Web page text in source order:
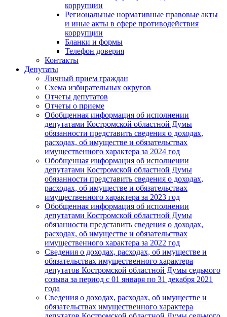
коррупции
Региональные нормативные правовые акты
и иные акты в сфере противодействия
коррупции
Бланки и формы
Телефон доверия
Контакты
Депутаты
Личный прием граждан
Схема избирательных округов
Отчеты депутатов
Отчеты о приеме
Обобщенная информация об исполнении
депутатами Костромской областной Думы
обязанности представить сведения о доходах,
расходах, об имуществе и обязательствах
имущественного характера за 2024 год
Обобщенная информация об исполнении
депутатами Костромской областной Думы
обязанности представить сведения о доходах,
расходах, об имуществе и обязательствах
имущественного характера за 2023 год
Обобщенная информация об исполнении
депутатами Костромской областной Думы
обязанности представить сведения о доходах,
расходах, об имуществе и обязательствах
имущественного характера за 2022 год
Сведения о доходах, расходах, об имуществе и
обязательствах имущественного характера
депутатов Костромской областной Думы седьмого
созыва за период с 01 января по 31 декабря 2021
года
Сведения о доходах, расходах, об имуществе и
обязательствах имущественного характера